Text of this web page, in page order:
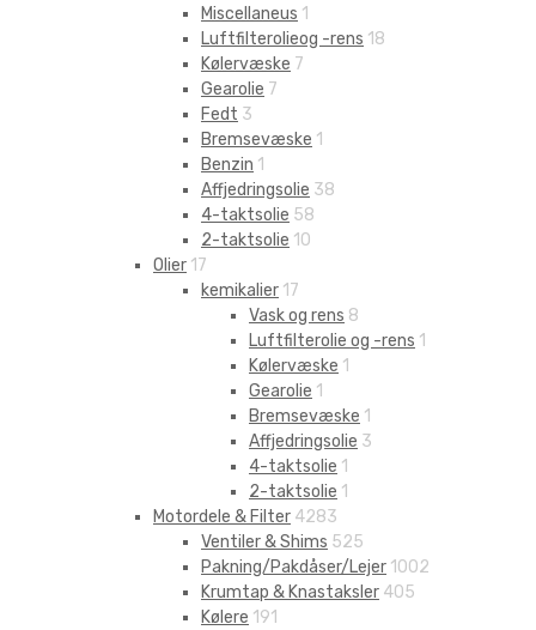
Miscellaneus 1
Luftfilterolieog -rens 18
Kølervæske 7
Gearolie 7
Fedt 3
Bremsevæske 1
Benzin 1
Affjedringsolie 38
4-taktsolie 58
2-taktsolie 10
Olier 17
kemikalier 17
Vask og rens 8
Luftfilterolie og -rens 1
Kølervæske 1
Gearolie 1
Bremsevæske 1
Affjedringsolie 3
4-taktsolie 1
2-taktsolie 1
Motordele & Filter 4283
Ventiler & Shims 525
Pakning/Pakdåser/Lejer 1002
Krumtap & Knastaksler 405
Kølere 191